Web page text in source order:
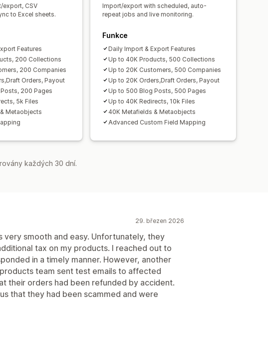
export, CSV
to Excel sheets.
Features
200 Collections
200 Companies
Orders, Payout
200 Pages
5k Files
Metaobjects
Import/export with scheduled, auto-
repeat jobs and live monitoring.
Funkce
Daily Import & Export Features
Up to 40K Products, 500 Collections
Up to 20K Customers, 500 Companies
Up to 20K Orders,Draft Orders, Payout
Up to 500 Blog Posts, 500 Pages
Up to 40K Redirects, 10k Files
40K Metafields & Metaobjects
Advanced Custom Field Mapping
každých 30 dní.
29. březen 2026
very smooth and easy. Unfortunately, they
tax on my products. I reached out to
in a timely manner. However, another
team sent test emails to affected
their orders had been refunded by accident.
that they had been scammed and were